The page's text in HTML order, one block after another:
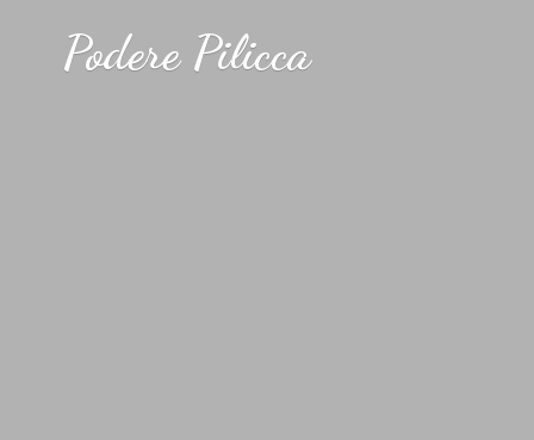
Podere Pilicca